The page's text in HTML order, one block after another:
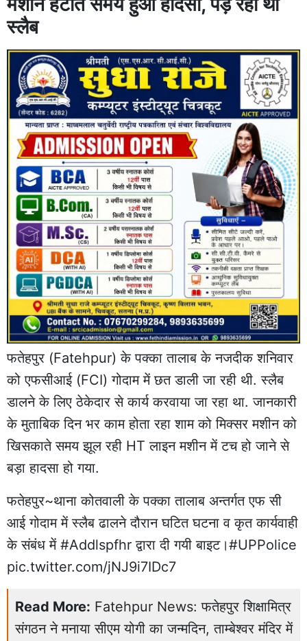
स्लैब
फतेहपुर (Fatehpur) के पक्का तालाब के नजदीक शनिवार
को एफसीआई (FCI) गोदाम में छत डाली जा रही थी. स्लैब
डालने के लिए ठेकेदार से कार्य करवाया जा रहा था. जानकारी
के मुताबिक दिन भर काम होता रहा शाम को मिक्सर मशीन को
खिसकाते समय झूल रही HT लाइन मशीन में टच हो जाने से
बड़ा हादसा हो गया.
फतेहपुर~थाना कोतवाली के पक्का तालाब अन्तर्गत एफ सी
आई गोदाम में स्लैब ढालने दौरान घटित घटना व कृत कार्यवाही
के संबंध में #Addlspfhr द्वारा दी गयी बाइट।#UPPolice
pic.twitter.com/jNJ9i7IDc7
Read More: Fatehpur News: फतेहपुर शिक्षामित्र
संगठन ने मनाया सीएम योगी का जन्मदिन, ताम्बेश्वर मंदिर में